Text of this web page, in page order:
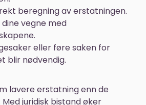
beregning av erstatningen.
vegne med
eller føre saken for
blir nødvendig.
lavere erstatning enn de
juridisk bistand øker